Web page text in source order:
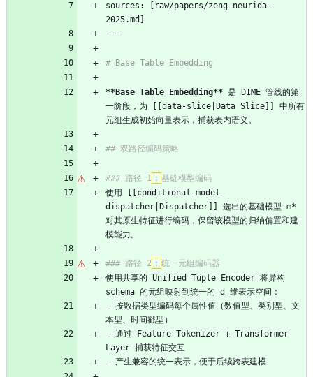
sources: [raw/papers/zeng-neurida-
2025.md]
---
# Base Table Embedding
**Base Table Embedding** 是 DIME 管线的第
一阶段，为 [[data-slice|Data Slice]] 中所有
元组生成初始向量表示，捕获表内语义。
## 双路径编码策略
### 路径 1 ： 基础模型编码
使用 [[conditional-model-
dispatcher|Dispatcher]] 选出的基础模型 m*
对其原生特征进行编码，保留该模型的归纳偏置和建
模能力。
### 路径 2 ： 统一元组编码器
使用共享的 Unified Tuple Encoder 将异构
schema 的元组映射到统一的 d 维表示空间：
- 按数据类型编码每个属性值（数值型、类别型、文
本型、时间戳型）
- 通过 Feature Tokenizer + Transformer
Layer 捕获特征交互
- 产生兼容的统一表示，便于后续跨表建模